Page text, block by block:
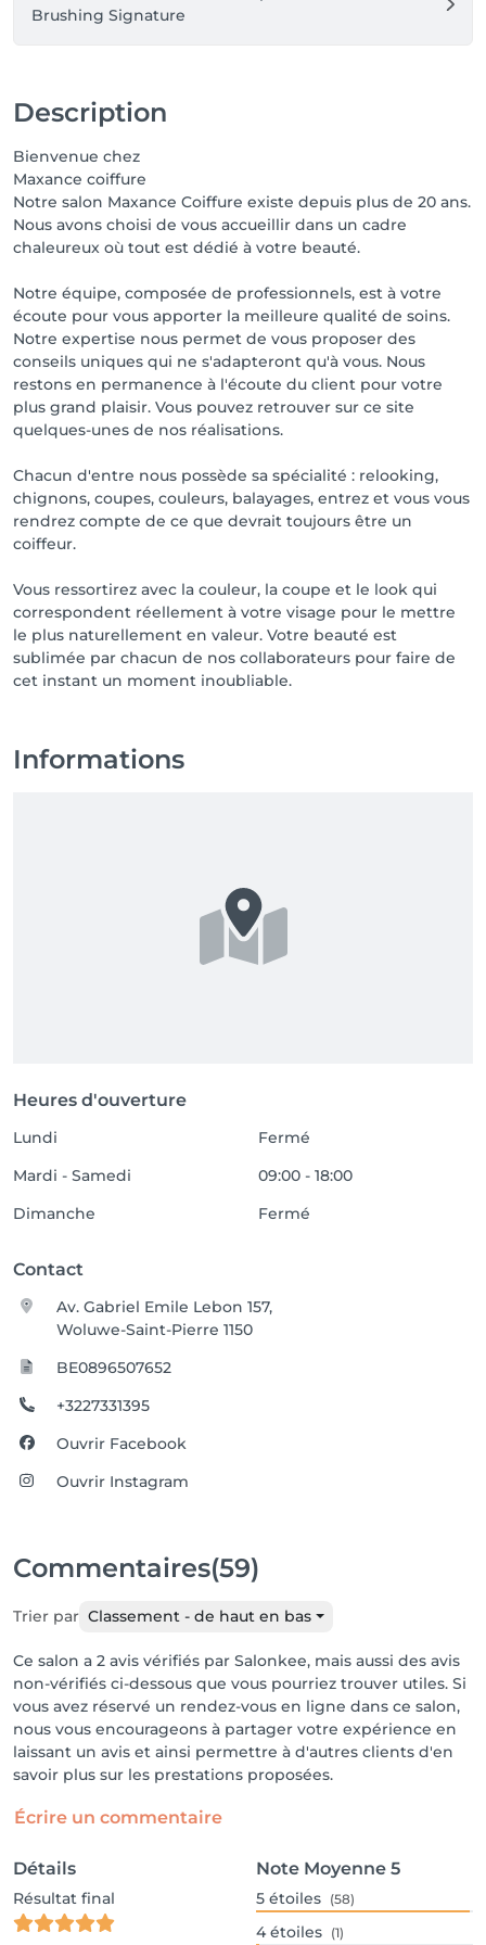
Brushing Signature
Description
Bienvenue chez
Maxance coiffure
Notre salon Maxance Coiffure existe depuis plus de 20 ans.
Nous avons choisi de vous accueillir dans un cadre
chaleureux où tout est dédié à votre beauté.
Notre équipe, composée de professionnels, est à votre
écoute pour vous apporter la meilleure qualité de soins.
Notre expertise nous permet de vous proposer des
conseils uniques qui ne s'adapteront qu'à vous. Nous
restons en permanence à l'écoute du client pour votre
plus grand plaisir. Vous pouvez retrouver sur ce site
quelques-unes de nos réalisations.
Chacun d'entre nous possède sa spécialité : relooking,
chignons, coupes, couleurs, balayages, entrez et vous vous
rendrez compte de ce que devrait toujours être un
coiffeur.
Vous ressortirez avec la couleur, la coupe et le look qui
correspondent réellement à votre visage pour le mettre
le plus naturellement en valeur. Votre beauté est
sublimée par chacun de nos collaborateurs pour faire de
cet instant un moment inoubliable.
Informations
Heures d'ouverture
Lundi
Fermé
Mardi - Samedi
09:00 - 18:00
Dimanche
Fermé
Contact
Av. Gabriel Emile Lebon 157,
Woluwe-Saint-Pierre 1150
BE0896507652
+3227331395
Ouvrir Facebook
Ouvrir Instagram
Commentaires(59)
Trier par Classement - de haut en bas
Ce salon a 2 avis vérifiés par Salonkee, mais aussi des avis
non-vérifiés ci-dessous que vous pourriez trouver utiles. Si
vous avez réservé un rendez-vous en ligne dans ce salon,
nous vous encourageons à partager votre expérience en
laissant un avis et ainsi permettre à d'autres clients d'en
savoir plus sur les prestations proposées.
Écrire un commentaire
Détails
Résultat final
Note Moyenne 5
5 étoiles (58)
4 étoiles (1)